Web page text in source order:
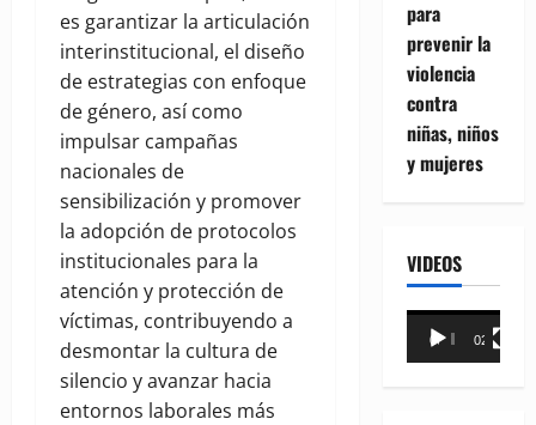
es garantizar la articulación
interinstitucional, el diseño
de estrategias con enfoque
de género, así como
impulsar campañas
nacionales de
sensibilización y promover
la adopción de protocolos
institucionales para la
atención y protección de
víctimas, contribuyendo a
desmontar la cultura de
silencio y avanzar hacia
entornos laborales más
para
prevenir la
violencia
contra
niñas, niños
y mujeres
VIDEOS
Reproductor
00:00 02:18